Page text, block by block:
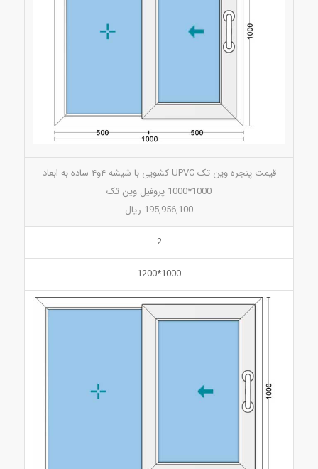
قیمت پنجره وین تک UPVC کشویی با شیشه ۴و۴ ساده به ابعاد
1000*1000 پروفیل وین تک
195,956,100 ریال
2
1000*1200